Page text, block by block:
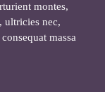
montes,
ultricies nec,
massa